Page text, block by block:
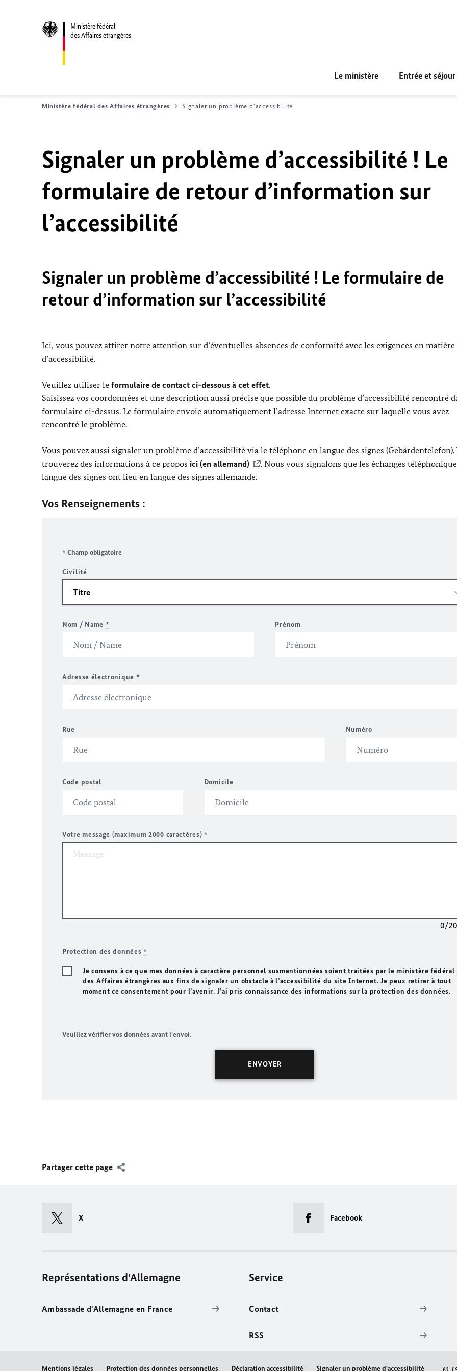
Ministère fédéral
des Affaires étrangères
Le ministère Entrée et séjour
Ministère fédéral des Affaires étrangères Signaler un problème d'accessibilité
Signaler un problème d’accessibilité ! Le
formulaire de retour d’information sur
l’accessibilité
Signaler un problème d’accessibilité ! Le formulaire de
retour d’information sur l’accessibilité
Ici, vous pouvez attirer notre attention sur d’éventuelles absences de conformité avec les exigences en matière
d’accessibilité.
Veuillez utiliser le formulaire de contact ci-dessous à cet effet.
Saisissez vos coordonnées et une description aussi précise que possible du problème d’accessibilité rencontré
formulaire ci-dessus. Le formulaire envoie automatiquement l’adresse Internet exacte sur laquelle vous avez
rencontré le problème.
Vous pouvez aussi signaler un problème d’accessibilité via le téléphone en langue des signes (Gebärdentelefon).
trouverez des informations à ce propos ici (en allemand)
. Nous vous signalons que les échanges
langue des signes ont lieu en langue des signes allemande.
Vos Renseignements :
* Champ obligatoire
Civilité
Nom / Name * Prénom
Adresse électronique *
Rue Numéro
Code postal Domicile
Votre message (maximum 2000 caractères) *
0/
Protection des données*
Je consens à ce que mes données à caractère personnel susmentionnées soient traitées par le ministère fédéral
des Affaires étrangères aux fins de signaler un obstacle à l’accessibilité du site Internet. Je peux retirer à tout
moment ce consentement pour l’avenir. J’ai pris connaissance des informations sur la protection des données.
Veuillez vérifier vos données avant l'envoi.
Partager cette page
X Facebook
Représentations d'Allemagne
Ambassade d'Allemagne en France
Service
Contact
RSS
Mentions légales Protection des données personnelles Déclaration accessibilité Signaler un problème d'accessibilité